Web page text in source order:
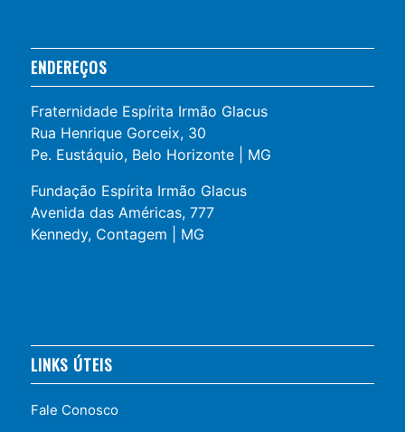
ENDEREÇOS
Fraternidade Espírita Irmão Glacus
Rua Henrique Gorceix, 30
Pe. Eustáquio, Belo Horizonte | MG
Fundação Espírita Irmão Glacus
Avenida das Américas, 777
Kennedy, Contagem | MG
LINKS ÚTEIS
Fale Conosco